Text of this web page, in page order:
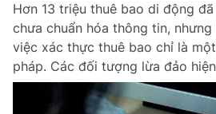
Chuyên mục khác
Chào ngày mới Tin
Tin đã lưu
Tin đã xem
Đăng xuất
Hơn 13 triệu thuê bao di động
chưa chuẩn hóa thông tin,
việc xác thực thuê bao chỉ là
pháp. Các đối tượng lừa đảo